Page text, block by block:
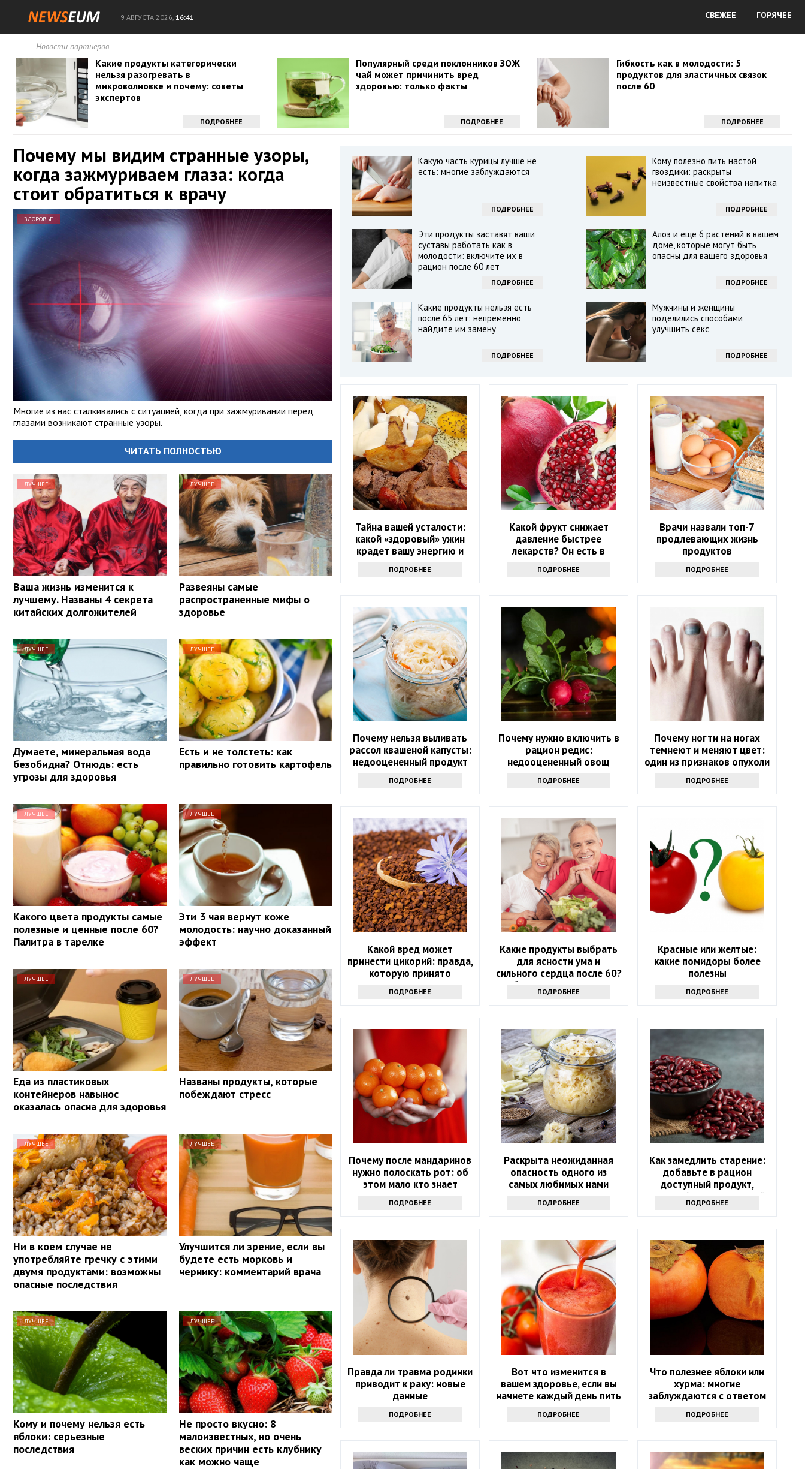
9 АВГУСТА 2026, 16:41 СВЕЖЕЕ ГОРЯЧЕЕ
Новости партнеров
Какие продукты категорически
нельзя разогревать в
микроволновке и почему: советы
экспертов
ПОДРОБНЕЕ
Популярный среди поклонников ЗОЖ
чай может причинить вред
здоровью: только факты
ПОДРОБНЕЕ
Гибкость как в молодости: 5
продуктов для эластичных связок
после 60
ПОДРОБНЕЕ
Почему мы видим странные узоры,
когда зажмуриваем глаза: когда
стоит обратиться к врачу
ЗДОРОВЬЕ
Многие из нас сталкивались с ситуацией, когда при зажмуривании перед
глазами возникают странные узоры.
ЧИТАТЬ ПОЛНОСТЬЮ
ЛУЧШЕЕ
Ваша жизнь изменится к
лучшему. Названы 4 секрета
китайских долгожителей
ЛУЧШЕЕ
Развеяны самые
распространенные мифы о
здоровье
ЛУЧШЕЕ
Думаете, минеральная вода
безобидна? Отнюдь: есть
угрозы для здоровья
ЛУЧШЕЕ
Есть и не толстеть: как
правильно готовить картофель
ЛУЧШЕЕ
Какого цвета продукты самые
полезные и ценные после 60?
Палитра в тарелке
ЛУЧШЕЕ
Эти 3 чая вернут коже
молодость: научно доказанный
эффект
ЛУЧШЕЕ
Еда из пластиковых
контейнеров навынос
оказалась опасна для здоровья
ЛУЧШЕЕ
Названы продукты, которые
побеждают стресс
ЛУЧШЕЕ
Ни в коем случае не
употребляйте гречку с этими
двумя продуктами: возможны
опасные последствия
ЛУЧШЕЕ
Улучшится ли зрение, если вы
будете есть морковь и
чернику: комментарий врача
ЛУЧШЕЕ
Кому и почему нельзя есть
яблоки: серьезные
последствия
ЛУЧШЕЕ
Не просто вкусно: 8
малоизвестных, но очень
веских причин есть клубнику
как можно чаще
Какую часть курицы лучше не
есть: многие заблуждаются
ПОДРОБНЕЕ
Кому полезно пить настой
гвоздики: раскрыты
неизвестные свойства напитка
ПОДРОБНЕЕ
Эти продукты заставят ваши
суставы работать как в
молодости: включите их в
рацион после 60 лет
ПОДРОБНЕЕ
Алоэ и еще 6 растений в вашем
доме, которые могут быть
опасны для вашего здоровья
ПОДРОБНЕЕ
Какие продукты нельзя есть
после 65 лет: непременно
найдите им замену
ПОДРОБНЕЕ
Мужчины и женщины
поделились способами
улучшить секс
ПОДРОБНЕЕ
Тайна вашей усталости:
какой «здоровый» ужин
крадет вашу энергию и
ПОДРОБНЕЕ
Какой фрукт снижает
давление быстрее
лекарств? Он есть в
ПОДРОБНЕЕ
Врачи назвали топ-7
продлевающих жизнь
продуктов
ПОДРОБНЕЕ
Почему нельзя выливать
рассол квашеной капусты:
недооцененный продукт
ПОДРОБНЕЕ
Почему нужно включить в
рацион редис:
недооцененный овощ
ПОДРОБНЕЕ
Почему ногти на ногах
темнеют и меняют цвет:
один из признаков опухоли
ПОДРОБНЕЕ
Какой вред может
принести цикорий: правда,
которую принято
ПОДРОБНЕЕ
Какие продукты выбрать
для ясности ума и
сильного сердца после 60?
Обратите внимание на
этот список
ПОДРОБНЕЕ
Красные или желтые:
какие помидоры более
полезны
ПОДРОБНЕЕ
Почему после мандаринов
нужно полоскать рот: об
этом мало кто знает
ПОДРОБНЕЕ
Раскрыта неожиданная
опасность одного из
самых любимых нами
ПОДРОБНЕЕ
Как замедлить старение:
добавьте в рацион
доступный продукт,
который есть на каждой
кухне
ПОДРОБНЕЕ
Правда ли травма родинки
приводит к раку: новые
данные
ПОДРОБНЕЕ
Вот что изменится в
вашем здоровье, если вы
начнете каждый день пить
томатный сок
ПОДРОБНЕЕ
Что полезнее яблоки или
хурма: многие
заблуждаются с ответом
ПОДРОБНЕЕ